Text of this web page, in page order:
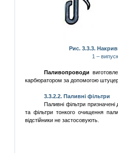
Рис. 3.3.3.
1 –
Паливопроводи
карбюратором за допомогою
3.3.2.2.Паливні фільтри
Паливні фільтри
тафільтри тонкогоочищення
відстійники незастосовують